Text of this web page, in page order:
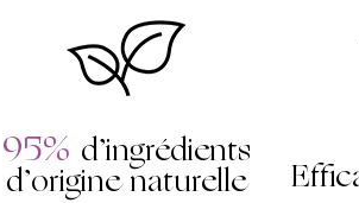
95% d’ingrédients
d’origine naturelle